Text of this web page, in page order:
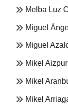
Melba Luz
Miguel
Miguel
Mikel
Mikel
Mikel